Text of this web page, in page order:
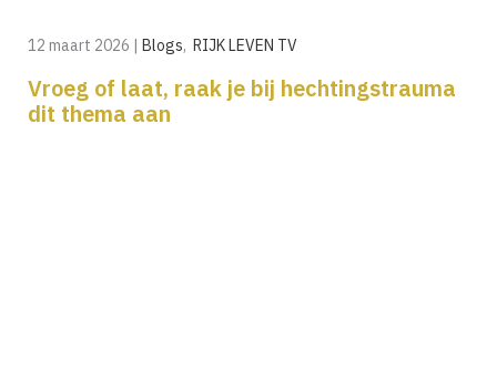
12 maart 2026 | Blogs, RIJK LEVEN TV
Vroeg of laat, raak je bij hechtingstrauma
dit thema aan